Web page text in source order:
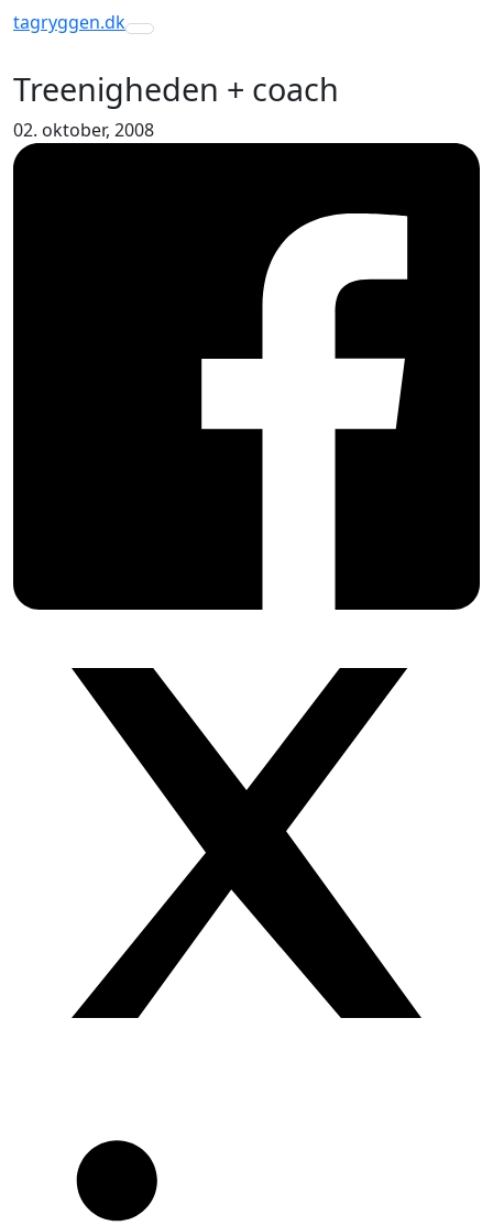
tagryggen.dk
Toggle navigation
Treenigheden + coach
02. oktober, 2008